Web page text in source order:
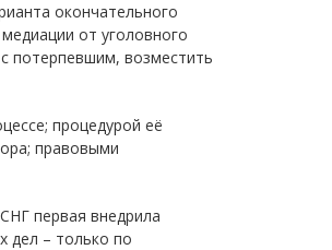
окончательного
от уголовного
потерпевшим, возместить
процедурой её
правовыми
первая внедрила
дел – только по